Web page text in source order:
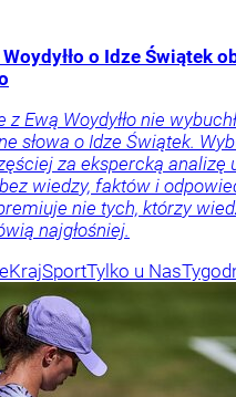
o Idze Świątek
Ewą Woydyłło nie
słowa o Idze Świątek.
za ekspercką analizę
wiedzy, faktów i
nie tych, którzy
najgłośniej.
KrajSportTylko u Nas